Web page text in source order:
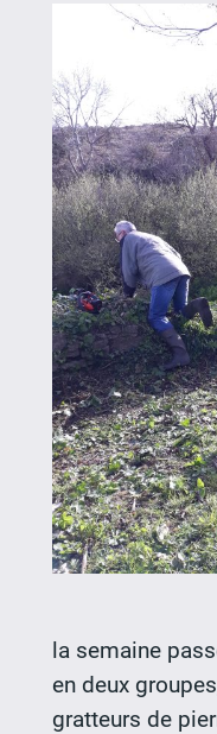
la semaine
en deux
gratteurs de